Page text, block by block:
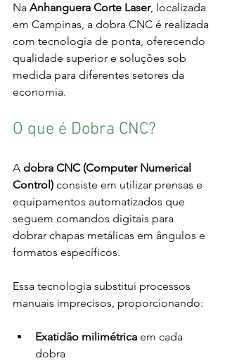
Na Anhanguera Corte Laser, localizada
em Campinas, a dobra CNC é realizada
com tecnologia de ponta, oferecendo
qualidade superior e soluções sob
medida para diferentes setores da
economia.
O que é Dobra CNC?
A dobra CNC (Computer Numerical
Control) consiste em utilizar prensas e
equipamentos automatizados que
seguem comandos digitais para
dobrar chapas metálicas em ângulos e
formatos específicos.
Essa tecnologia substitui processos
manuais imprecisos, proporcionando:
Exatidão milimétrica em cada
dobra